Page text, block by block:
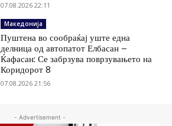
07.08.2026 22:11
Македонија
Пуштена во сообраќај уште една
делница од автопатот Елбасан –
Ќафасан: Се забрзува поврзувањето на
Коридорот 8
07.08.2026 21:56
- Advertisement -